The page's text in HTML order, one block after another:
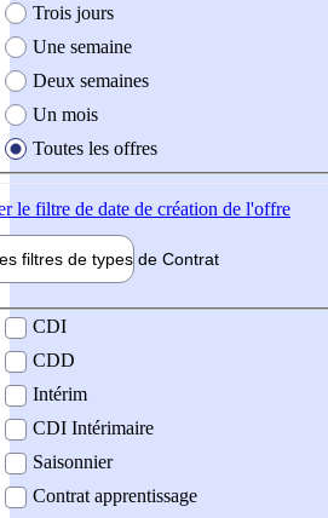
Trois jours
Une semaine
Deux semaines
Un mois
Toutes les offres
le filtre de date de création de l'offre
filtres de types de Contrat
contrat
CDI
CDD
Intérim
CDI Intérimaire
Saisonnier
Contrat apprentissage